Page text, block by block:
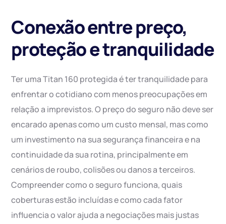
Conexão entre preço,
proteção e tranquilidade
Ter uma Titan 160 protegida é ter tranquilidade para
enfrentar o cotidiano com menos preocupações em
relação a imprevistos. O preço do seguro não deve ser
encarado apenas como um custo mensal, mas como
um investimento na sua segurança financeira e na
continuidade da sua rotina, principalmente em
cenários de roubo, colisões ou danos a terceiros.
Compreender como o seguro funciona, quais
coberturas estão incluídas e como cada fator
influencia o valor ajuda a negociações mais justas